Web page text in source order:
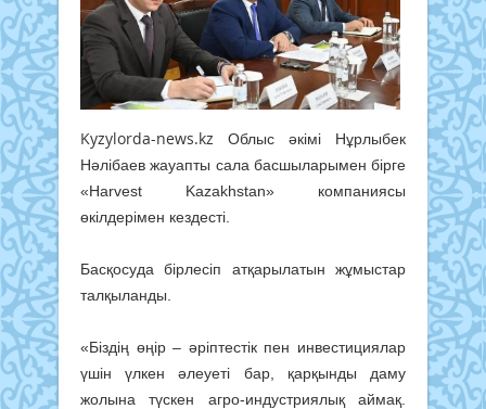
Kyzylorda-news.kz Облыс әкімі Нұрлыбек
Нәлібаев жауапты сала басшыларымен бірге
«Harvest Kazakhstan» компаниясы
өкілдерімен кездесті.
Басқосуда бірлесіп атқарылатын жұмыстар
талқыланды.
«Біздің өңір – әріптестік пен инвестициялар
үшін үлкен әлеуеті бар, қарқынды даму
жолына түскен агро-индустриялық аймақ.